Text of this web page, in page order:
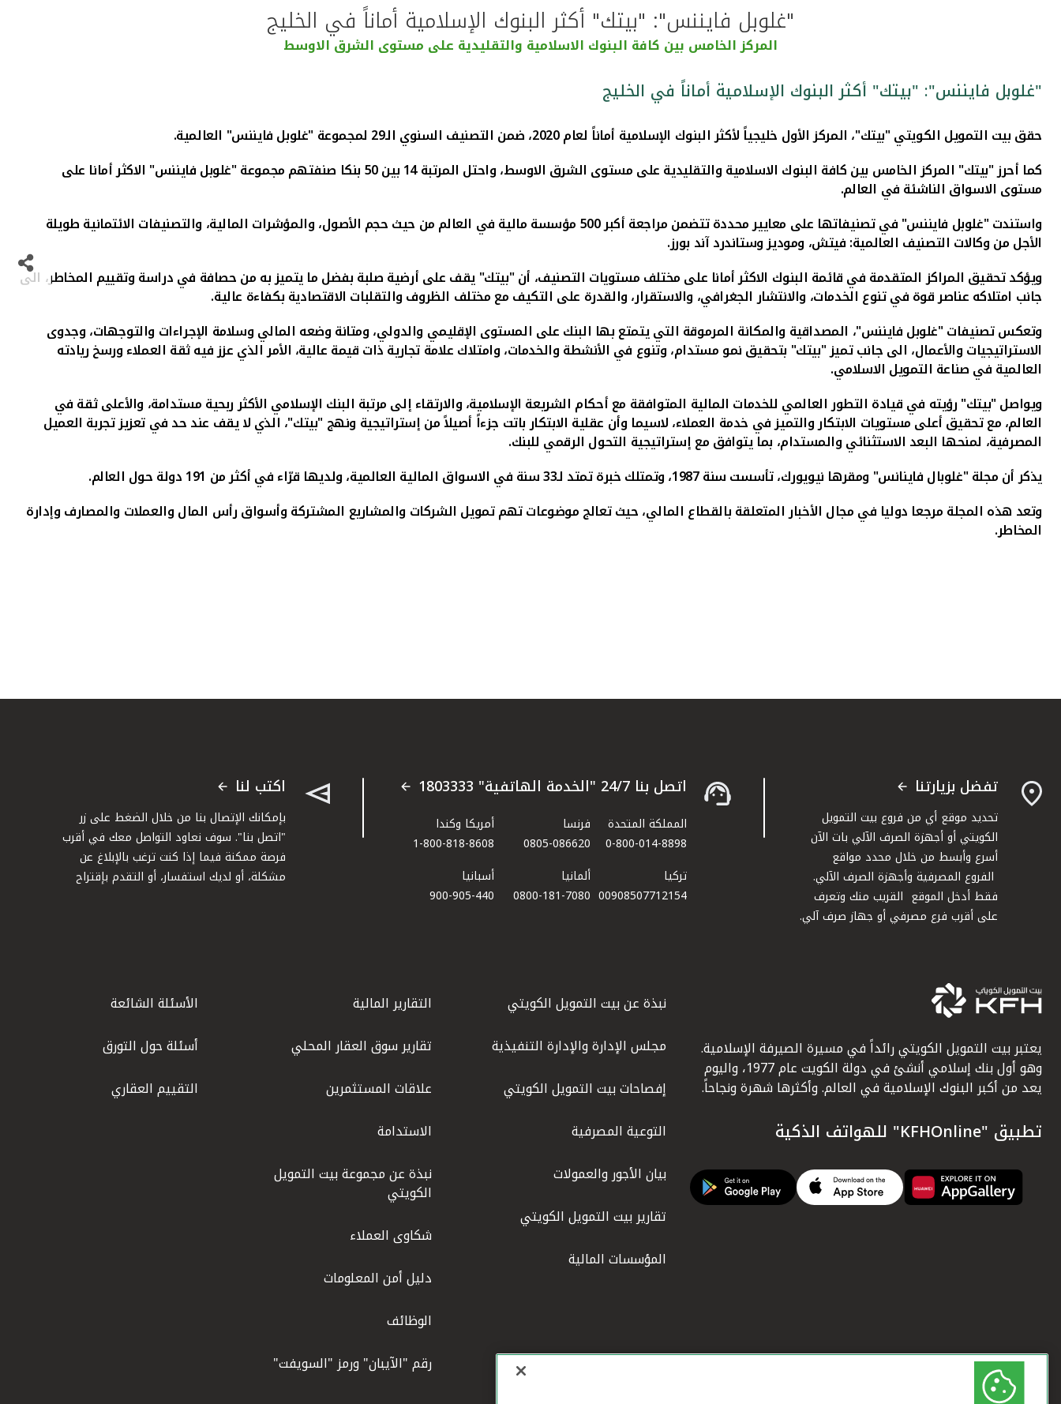
"غلوبل فايننس": "بيتك" أكثر البنوك الإسلامية أماناً في الخليج
المركز الخامس بين كافة البنوك الاسلامية والتقليدية على مستوى الشرق الاوسط
"غلوبل فايننس": "بيتك" أكثر البنوك الإسلامية أماناً في الخليج
حقق بيت التمويل الكويتي "بيتك"، المركز الأول خليجياً لأكثر البنوك الإسلامية أماناً لعام 2020، ضمن التصنيف السنوي الـ29 لمجموعة "غلوبل فايننس" العالمية
.
كما أحرز "بيتك" المركز الخامس بين كافة البنوك الاسلامية والتقليدية على مستوى الشرق الاوسط، واحتل المرتبة 14 بين 50 بنكا صنفتهم مجموعة "غلوبل فايننس" الاكثر أمانا على
مستوى الاسواق الناشئة في العالم.
واستندت "غلوبل فايننس" في تصنيفاتها على معايير محددة تتضمن مراجعة أكبر 500 مؤسسة مالية في العالم من حيث حجم الأصول، والمؤشرات المالية، والتصنيفات الائتمانية طويلة
الأجل من وكالات التصنيف العالمية: فيتش، وموديز وستاندرد آند بورز.
ويؤكدتحقيق المراكز المتقدمة في قائمة البنوك الاكثر أمانا على مختلف مستويات التصنيف، أن "بيتك" يقف على أرضية صلبة بفضل ما يتميز به من حصافة في دراسة وتقييم المخاطر، الى
جانب امتلاكه عناصر قوة في تنوع الخدمات، والانتشار الجغرافي، والاستقرار، والقدرة على التكيف مع مختلف الظروف والتقلبات الاقتصادية بكفاءة عالية.
وتعكس تصنيفات "غلوبل فايننس"، المصداقية والمكانة المرموقة التي يتمتع بها البنك على المستوى الإقليمي والدولي، ومتانة وضعه المالي وسلامة الإجراءات والتوجهات، وجدوى
الاستراتيجيات والأعمال، الى جانب تميز "بيتك" بتحقيق نمو مستدام، وتنوع في الأنشطة والخدمات، وامتلاك علامة تجارية ذات قيمة عالية، الأمر الذي عزز فيه ثقة العملاء ورسخ ريادته
العالمية في صناعة التمويل الاسلامي.
ويواصل "بيتك" رؤيته في قيادة التطور العالمي للخدمات المالية المتوافقة مع أحكام الشريعة الإسلامية، والارتقاء إلى مرتبة البنك الإسلامي الأكثر ربحية مستدامة، والأعلى ثقة في
العالم، مع تحقيق أعلى مستويات الابتكار والتميز في خدمة العملاء، لاسيما وأن عقلية الابتكار باتت جزءاً أصيلاً من إستراتيجية ونهج "بيتك"، الذي لا يقف عند حد في تعزيز تجربة العميل
المصرفية، لمنحها البعد الاستثنائي والمستدام، بما يتوافق مع إستراتيجية التحول الرقمي للبنك.
يذكر أن مجلة "غلوبال فاينانس" ومقرها نيويورك، تأسست سنة 1987، وتمتلك خبرة تمتد لـ33 سنة في الاسواق المالية العالمية، ولديها قرّاء في أكثر من 191 دولة حول العالم
.
وتعد هذه المجلة مرجعا دوليا في مجال الأخبار المتعلقة بالقطاع المالي، حيث تعالج موضوعات تهم تمويل الشركات والمشاريع المشتركة وأسواق رأس المال والعملات والمصارف وإدارة
المخاطر.
تفضل بزيارتنا
تحديد موقع أي من فروع بيت التمويل
الكويتي أو أجهزة الصرف الآلي بات الآن
أسرع وأبسط من خلال محدد مواقع
الفروع المصرفية وأجهزة الصرف الآلي.
فقط أدخل الموقع القريب منك وتعرف
على أقرب فرع مصرفي أو جهاز صرف آلي.
اتصل بنا 24/7 "الخدمة الهاتفية" 1803333
المملكة المتحدة
0-800-014-8898
فرنسا
0805-086620
أمريكا وكندا
1-800-818-8608
تركيا
00908507712154​
ألمانيا
0800-181-7080
أسبانيا
900-905-440
اكتب لنا
بإمكانك الإتصال بنا من خلال الضغط على زر
"اتصل بنا". سوف نعاود التواصل معك في أقرب
فرصة ممكنة فيما إذا كنت ترغب بالإبلاغ عن
مشكلة، أو لديك استفسار، أو التقدم بإقتراح
يعتبر بيت التمويل الكويتي رائداً في مسيرة الصيرفة الإسلامية.
وهو أول بنك إسلامي أنشئ في دولة الكويت عام 1977، واليوم
يعد من أكبر البنوك الإسلامية في العالم. وأكثرها شهرة ونجاحاً.
تطبيق "KFHOnline" للهواتف الذكية
نبذة عن بيت التمويل الكويتي
مجلس الإدارة والإدارة التنفيذية
إفصاحات بيت التمويل الكويتي
التوعية المصرفية
بيان الأجور والعمولات
تقارير بيت التمويل الكويتي
المؤسسات المالية
التقارير المالية
تقارير سوق العقار المحلي
علاقات المستثمرين
الاستدامة
نبذة عن مجموعة بيت التمويل
الكويتي
شكاوى العملاء
دليل أمن المعلومات
الوظائف
رقم "الآيبان" ورمز "السويفت"
الأسئلة الشائعة
أسئلة حول التورق
التقييم العقاري